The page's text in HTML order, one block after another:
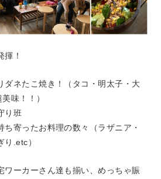
揮！
ダネたこ焼き！（タコ・明太子・大
味！！）
り班
寄ったお料理の数々（ラザニア・
.etc）
ワーカーさん達も揃い、めっちゃ賑